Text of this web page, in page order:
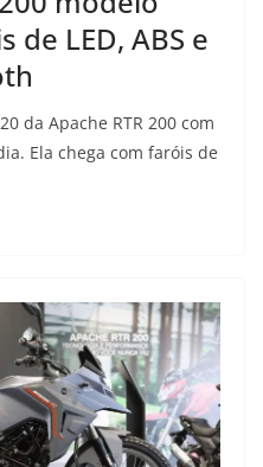
de LED, ABS e
da Apache RTR 200 com
Ela chega com faróis de